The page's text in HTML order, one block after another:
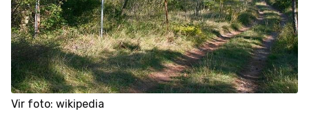
Vir foto: wikipedia